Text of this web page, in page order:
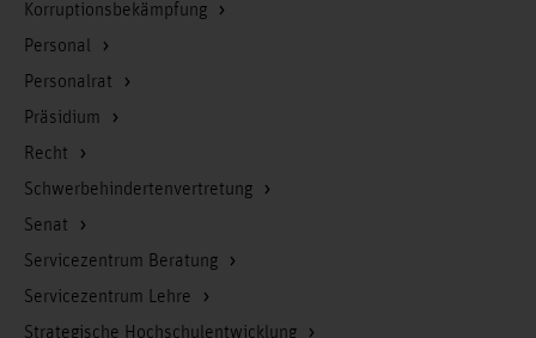
Korruptionsbekämpfung
Personal
Personalrat
Präsidium
Recht
Schwerbehindertenvertretung
Senat
Servicezentrum Beratung
Servicezentrum Lehre
Strategische Hochschulentwicklung